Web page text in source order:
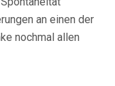
an einen der
nochmal allen